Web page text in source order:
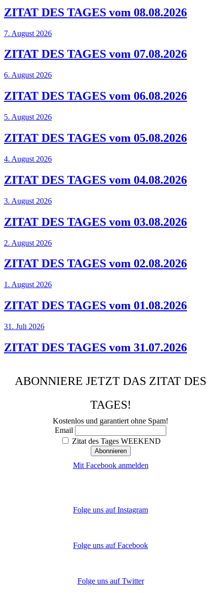
ZITAT DES TAGES vom 08.08.2026
7. August 2026
ZITAT DES TAGES vom 07.08.2026
6. August 2026
ZITAT DES TAGES vom 06.08.2026
5. August 2026
ZITAT DES TAGES vom 05.08.2026
4. August 2026
ZITAT DES TAGES vom 04.08.2026
3. August 2026
ZITAT DES TAGES vom 03.08.2026
2. August 2026
ZITAT DES TAGES vom 02.08.2026
1. August 2026
ZITAT DES TAGES vom 01.08.2026
31. Juli 2026
ZITAT DES TAGES vom 31.07.2026
ABONNIERE JETZT DAS ZITAT DES
TAGES!
Kostenlos und garantiert ohne Spam!
Email
Zitat des Tages WEEKEND
Mit Facebook anmelden
Folge uns auf Instagram
Folge uns auf Facebook
Folge uns auf Twitter